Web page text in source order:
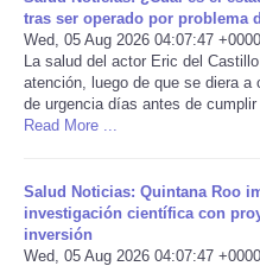
Especiales
Internacionales
Salud
tras ser operado por problema
Wed, 05 Aug 2026 04:07:47 +0000
La salud del actor Eric del
atención, luego de que se diera a
de urgencia días antes de cumplir
Read More ...
Salud Noticias: Quintana Roo
investigación científica con
inversión
Wed, 05 Aug 2026 04:07:47 +0000